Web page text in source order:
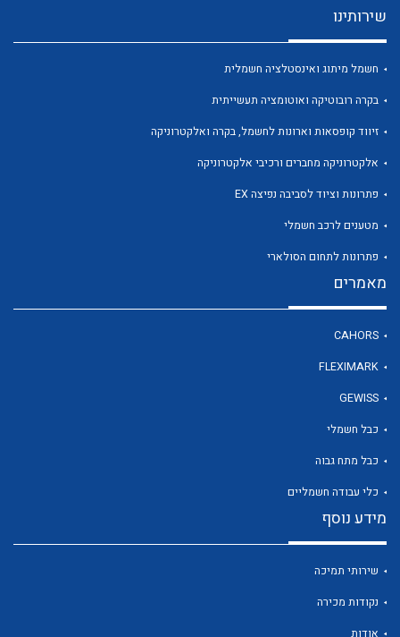
לכל מוצרי היצרן
שירותינו
חשמל מיתוג ואינסטלציה חשמלית
בקרה רובוטיקה ואוטומציה תעשייתית
זיווד קופסאות וארונות לחשמל, בקרה ואלקטרוניקה
אלקטרוניקה מחברים ורכיבי אלקטרוניקה
פתרונות וציוד לסביבה נפיצה EX
מטענים לרכב חשמלי
פתרונות לתחום הסולארי
מאמרים
CAHORS
FLEXIMARK
GEWISS
כבל חשמלי
כבל מתח גבוה
כלי עבודה חשמליים
מידע נוסף
שירותי תמיכה
נקודות מכירה
אודות